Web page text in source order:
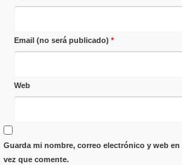
Email (no será publicado) *
Web
Guarda mi nombre, correo electrónico y web
vez que comente.